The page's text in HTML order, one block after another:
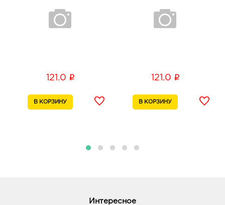
121.0 i 121.0 i
Интересное